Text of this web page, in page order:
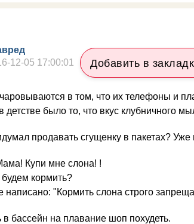
12-05 17:00:01
Добавить в
в том, что их телефоны и
детстве было то, что вкус клубничного
продавать сгущенку в пакетах?
Купи мне слона! !
кормить?
"Кормить слона строго
бассейн на плавание шоп похудеть.